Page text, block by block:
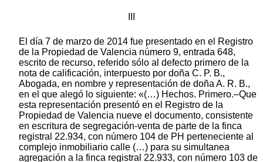
El día 7 de marzo de 2014 fue presentado en el Registro
de la Propiedad de Valencia número 9, entrada 648,
escrito de recurso, referido sólo al defecto primero de la
nota de calificación, interpuesto por doña C. P. B.,
Abogada, en nombre y representación de doña A. R. B.,
en el que alegó lo siguiente: «(…) Hechos. Primero.–Que
esta representación presentó en el Registro de la
Propiedad de Valencia nueve el documento, consistente
en escritura de segregación-venta de parte de la finca
registral 22.934, con número 104 de PH perteneciente al
complejo inmobiliario calle (…) para su simultanea
agregación a la finca registral 22.933, con número 103 de